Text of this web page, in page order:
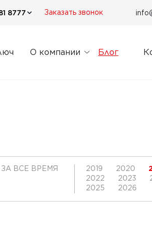
8777 Заказать звонок
О компании Блог
ЗА ВСЕ ВРЕМЯ 2019 2020
2022
2023
2025
2026